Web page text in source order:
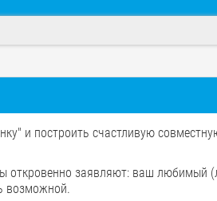
и построить счастливую
заявляют: ваш любимый
возможной.